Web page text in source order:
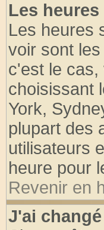
Les
Les heures
voir sont
c'est le
choisissant
York,
plupart des
utilisateurs
heure pour
Revenir en
J'ai